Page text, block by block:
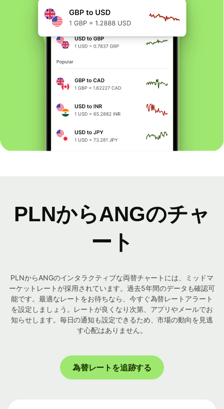
PLNからANGのチャ
ート
PLNからANGのインタラクティブな両替チャートには、ミッドマ
ーケットレートが採用されています。過去5年間のデータも確認可
能です。最適なレートをお待ちなら、今すぐ為替レートアラート
を設定しましょう。レートが良くなり次第、アプリやメールでお
知らせします。毎日の通知も設定できるため、市場の動向を見逃
す心配はありません。
為替レートを追跡する